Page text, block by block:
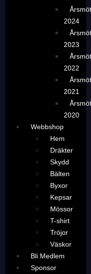
2024
2023
2022
2021
2020
Webbshop
Hem
Dräkter
Skydd
Bälten
Byxor
Kepsar
Mössor
T-shirt
Tröjor
Väskor
Bli Medlem
Sponsor